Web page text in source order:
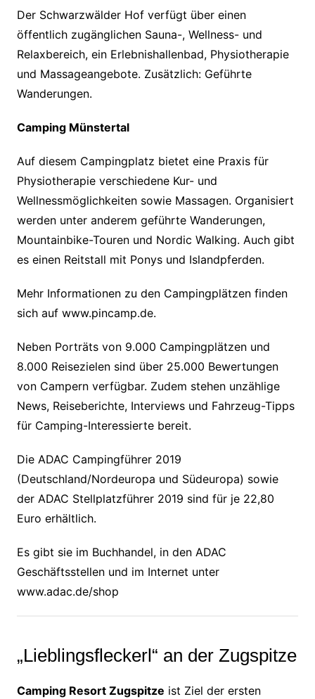
Der Schwarzwälder Hof verfügt über einen
öffentlich zugänglichen Sauna-, Wellness- und
Relaxbereich, ein Erlebnishallenbad, Physiotherapie
und Massageangebote. Zusätzlich: Geführte
Wanderungen.
Camping Münstertal
Auf diesem Campingplatz bietet eine Praxis für
Physiotherapie verschiedene Kur- und
Wellnessmöglichkeiten sowie Massagen. Organisiert
werden unter anderem geführte Wanderungen,
Mountainbike-Touren und Nordic Walking. Auch gibt
es einen Reitstall mit Ponys und Islandpferden.
Mehr Informationen zu den Campingplätzen finden
sich auf www.pincamp.de.
Neben Porträts von 9.000 Campingplätzen und
8.000 Reisezielen sind über 25.000 Bewertungen
von Campern verfügbar. Zudem stehen unzählige
News, Reiseberichte, Interviews und Fahrzeug-Tipps
für Camping-Interessierte bereit.
Die ADAC Campingführer 2019
(Deutschland/Nordeuropa und Südeuropa) sowie
der ADAC Stellplatzführer 2019 sind für je 22,80
Euro erhältlich.
Es gibt sie im Buchhandel, in den ADAC
Geschäftsstellen und im Internet unter
www.adac.de/shop
„Lieblingsfleckerl“ an der Zugspitze
Camping Resort Zugspitze ist Ziel der ersten